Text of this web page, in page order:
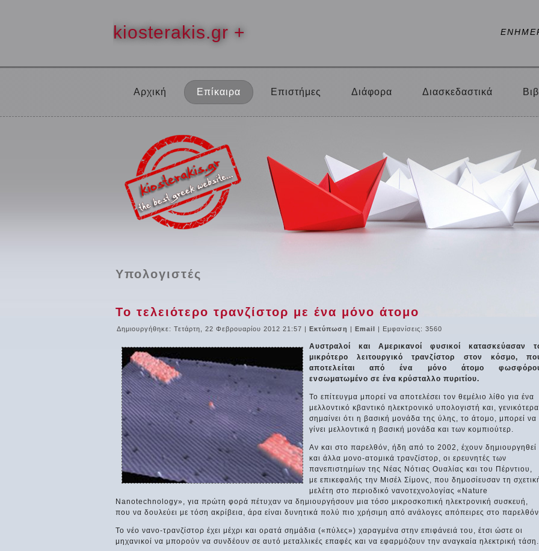
kiosterakis.gr +
Αρχική Επίκαιρα Επιστήμες Διάφορα Διασκεδαστικά
Υπολογιστές
Το τελειότερο τρανζίστορ με ένα μόνο άτομο
Δημιουργήθηκε: Τετάρτη, 22 Φεβρουαρίου 2012 21:57 | Εκτύπωση | Email | Εμφανίσεις: 3560
Αυστραλοί και Αμερικανοί φυσικοί κατασκεύασαν
μικρότερο λειτουργικό τρανζίστορ στον κόσμο,
αποτελείται από ένα μόνο άτομο
ενσωματωμένο σε ένα κρύσταλλο πυριτίου.
Το επίτευγμα μπορεί να αποτελέσει τον θεμέλιο λίθο για ένα
μελλοντικό κβαντικό ηλεκτρονικό υπολογιστή και,
σημαίνει ότι η βασική μονάδα της ύλης, το άτομο, μπορεί να
γίνει μελλοντικά η βασική μονάδα και των κομπιούτερ.
Αν και στο παρελθόν, ήδη από το 2002, έχουν δημιουργηθεί
και άλλα μονο-ατομικά τρανζίστορ, οι ερευνητές των
πανεπιστημίων της Νέας Νότιας Ουαλίας και του Πέρντιου,
με επικεφαλής την Μισέλ Σίμονς, που δημοσίευσαν τη
μελέτη στο περιοδικό νανοτεχνολογίας «Nature
Nanotechnology», για πρώτη φορά πέτυχαν να δημιουργήσουν μια τόσο μικροσκοπική ηλεκτρονική συσκευή,
που να δουλεύει με τόση ακρίβεια, άρα είναι δυνητικά πολύ πιο χρήσιμη από ανάλογες απόπειρες στο
Το νέο νανο-τρανζίστορ έχει μέχρι και ορατά σημάδια («πύλες») χαραγμένα στην επιφάνειά του, έτσι ώστε οι
μηχανικοί να μπορούν να συνδέουν σε αυτό μεταλλικές επαφές και να εφαρμόζουν την αναγκαία ηλεκτρική τάση.